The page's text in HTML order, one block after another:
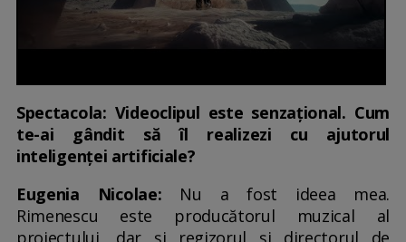
Spectacola: Videoclipul este senzațional. Cum
te-ai gândit să îl realizezi cu ajutorul
inteligenței artificiale?
Eugenia Nicolae: Nu a fost ideea mea.
Rimenescu este producătorul muzical al